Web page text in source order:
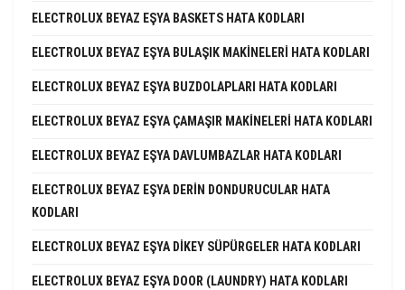
ELECTROLUX BEYAZ EŞYA BASKETS HATA KODLARI
ELECTROLUX BEYAZ EŞYA BULAŞIK MAKINELERI HATA KODLARI
ELECTROLUX BEYAZ EŞYA BUZDOLAPLARI HATA KODLARI
ELECTROLUX BEYAZ EŞYA ÇAMAŞIR MAKINELERI HATA KODLARI
ELECTROLUX BEYAZ EŞYA DAVLUMBAZLAR HATA KODLARI
ELECTROLUX BEYAZ EŞYA DERIN DONDURUCULAR HATA
KODLARI
ELECTROLUX BEYAZ EŞYA DIKEY SÜPÜRGELER HATA KODLARI
ELECTROLUX BEYAZ EŞYA DOOR (LAUNDRY) HATA KODLARI